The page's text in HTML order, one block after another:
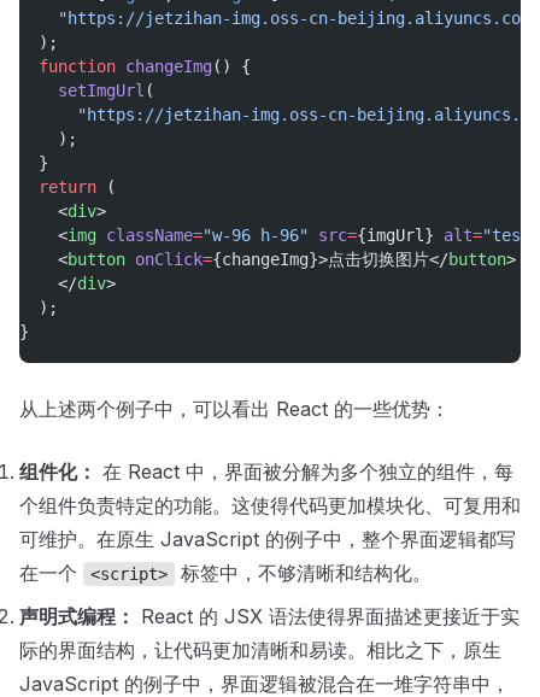
"https://jetzihan-img.oss-cn-
  );
function changeImg() {
setImgUrl (
"https://jetzihan-img.oss-cn-
    );
  }
return (
    <
div>
    <
img className="w-96 h-96" src={imgUrl} alt="test"
    <
button onClick={changeImg}>点击切换图片</button>
    </
div>
  );
}
从上述两个例子中，可以看出 React 的一些优势：
组件化： 在 React 中，界面被分解为多个独立的组件，每
个组件负责特定的功能。这使得代码更加模块化、可复用和
可维护。在原生 JavaScript 的例子中，整个界面逻辑都写
在一个
<script>
标签中，不够清晰和结构化。
声明式编程： React 的 JSX 语法使得界面描述更接近于实
际的界面结构，让代码更加清晰和易读。相比之下，原生
JavaScript 的例子中，界面逻辑被混合在一堆字符串中，